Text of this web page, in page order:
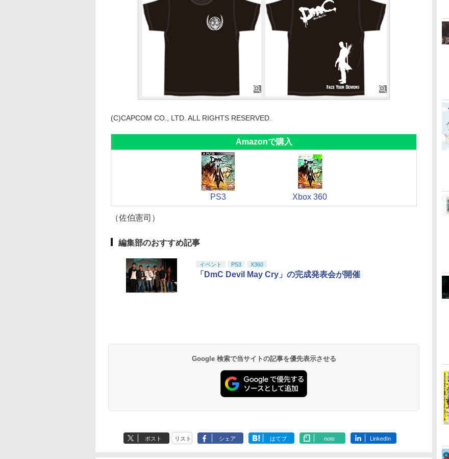
(C)CAPCOM CO., LTD. ALL RIGHTS RESERVED.
Amazonで購入
PS3 Xbox 360
（佐伯憲司）
編集部のおすすめ記事
イベント PS3 X360
「DmC Devil May Cry」の完成発表会が開催
Google 検索で当サイトの記事を優先表示させる
ポスト リスト シェア はてブ note LinkedIn